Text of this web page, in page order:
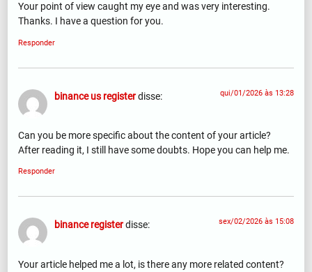
Your point of view caught my eye and was very interesting.
Thanks. I have a question for you.
Responder
binance us registerdisse: qui/01/2026 às 13:28
Can you be more specific about the content of your article?
After reading it, I still have some doubts. Hope you can help me.
Responder
binance registerdisse: sex/02/2026 às 15:08
Your article helped me a lot, is there any more related content?